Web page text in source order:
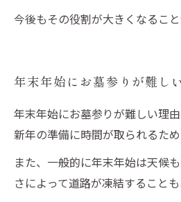
今後もその役割が大きくなること
年末年始にお墓参りが難し
年末年始にお墓参りが難しい理
新年の準備に時間が取られるため
また、一般的に年末年始は天候
さによって道路が凍結することも